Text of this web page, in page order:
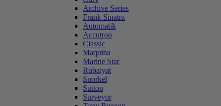
Archive Series
Frank Sinatra
Automatik
Accutron
Classic
Maquina
Marine Star
Rubaiyat
Snorkel
Sutton
Surveyor